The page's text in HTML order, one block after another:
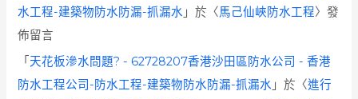
水工程-建築物防水防漏-抓漏水 」於〈馬己仙峽防水工程〉發
佈留言
「 天花板滲水問題? - 62728207香港沙田區防水公司 - 香港
防水工程公司-防水工程-建築物防水防漏-抓漏水 」於〈進行